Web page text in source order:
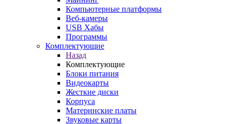
Компьютерные платформы
Веб-камеры
USB Хабы
Программы
Комплектующие
Назад
Комплектующие
Блоки питания
Видеокарты
Жесткие диски
Корпуса
Материнские платы
Звуковые карты